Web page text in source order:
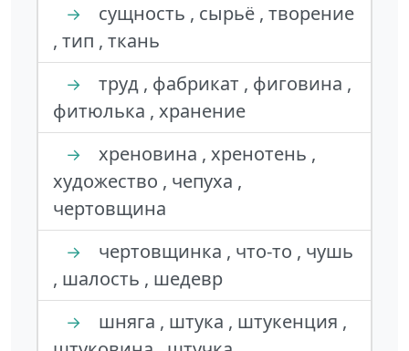
→
сущность , сырьё , творение
, тип , ткань
→
труд , фабрикат , фиговина ,
фитюлька , хранение
→
хреновина , хренотень ,
художество , чепуха ,
чертовщина
→
чертовщинка , что-то , чушь
, шалость , шедевр
→
шняга , штука , штукенция ,